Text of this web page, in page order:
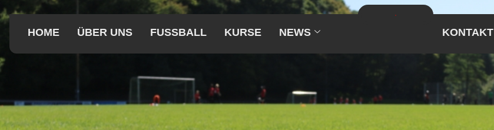
HOME ÜBER UNS FUSSBALL KURSE NEWS KONTAKT